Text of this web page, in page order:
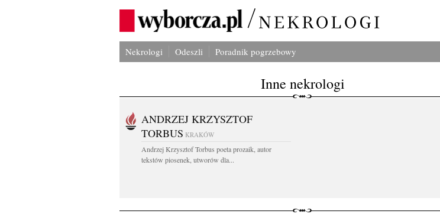
Nekrologi Odeszli Poradnik pogrzebowy
Inne nekrologi
ANDRZEJ KRZYSZTOF
TORBUS KRAKÓW
Andrzej Krzysztof Torbus poeta prozaik, autor
tekstów piosenek, utworów dla...